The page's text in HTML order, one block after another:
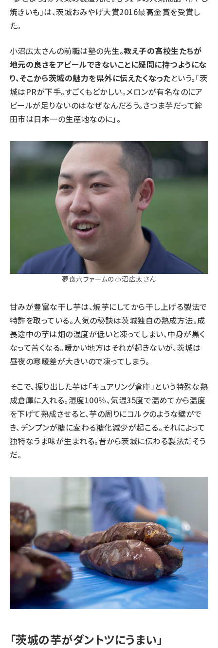
焼きいも」は、茨城おみやげ大賞2016最高金賞を受賞し
た。
小沼広太さんの前職は塾の先生。教え子の高校生たちが
地元の良さをアピールできないことに疑問に持つようにな
り、そこから茨城の魅力を県外に伝えたくなったという。「茨
城はPRが下手。すごくもどかしい。メロンが有名なのにア
ピールが足りないのはなぜなんだろう。さつま芋だって鉾
田市は日本一の生産地なのに」。
夢食六ファームの小沼広太さん
甘みが豊富な干し芋は、焼芋にしてから干し上げる製法で
特許を取っている。人気の秘訣は茨城独自の熟成方法。成
長途中の芋は畑の温度が低いと凍ってしまい、中身が黒く
なって苦くなる。暖かい地方はそれが起きないが、茨城は
昼夜の寒暖差が大きいので凍ってしまう。
そこで、掘り出した芋は「キュアリング倉庫」という特殊な熟
成倉庫に入れる。湿度100％、気温35度で温めてから温度
を下げて熟成させると、芋の周りにコルクのような壁がで
き、デンプンが糖に変わる糖化減少が起こる。それによって
独特なうま味が生まれる。昔から茨城に伝わる製法だそう
だ。
「茨城の芋がダントツにうまい」